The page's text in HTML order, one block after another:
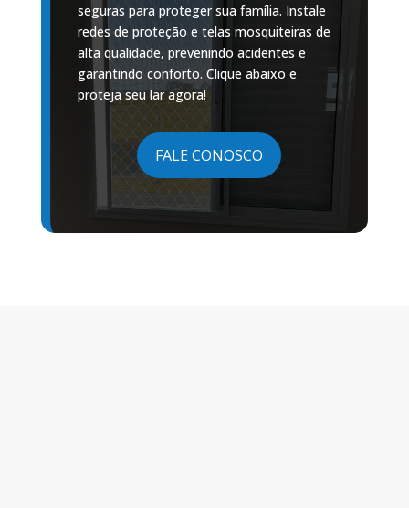
seguras para proteger sua família. Instale
redes de proteção e telas mosquiteiras de
alta qualidade, prevenindo acidentes e
garantindo conforto. Clique abaixo e
proteja seu lar agora!
FALE CONOSCO